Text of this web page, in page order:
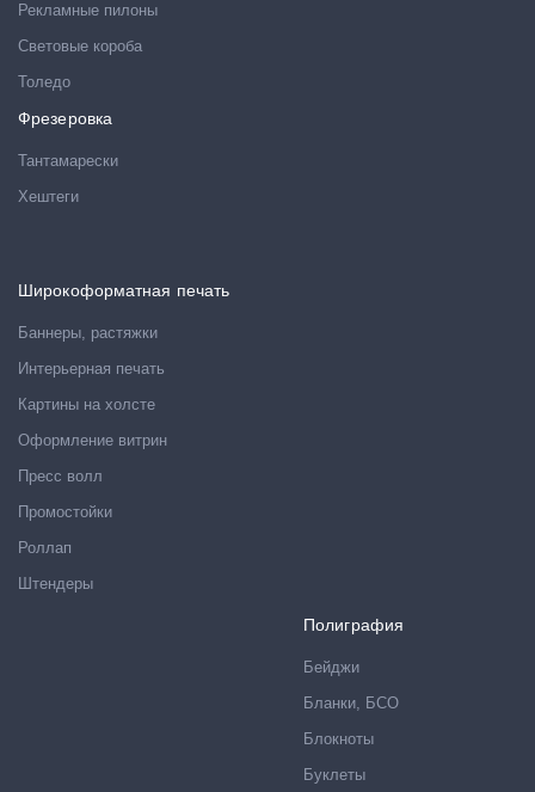
Рекламные пилоны
Световые короба
Толедо
Фрезеровка
Тантамарески
Хештеги
Широкоформатная печать
Баннеры, растяжки
Интерьерная печать
Картины на холсте
Оформление витрин
Пресс волл
Промостойки
Роллап
Штендеры
Полиграфия
Бейджи
Бланки, БСО
Блокноты
Буклеты